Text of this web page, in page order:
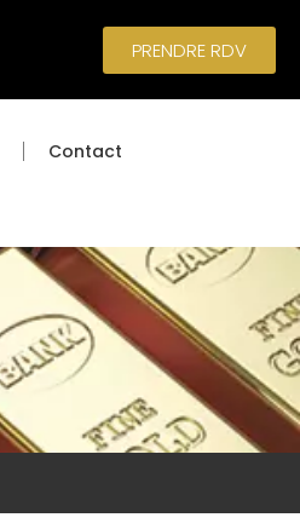
PRENDRE RDV
Contact